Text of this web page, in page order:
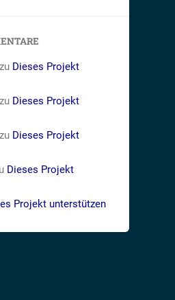
zu Dieses Projekt
zu Dieses Projekt
zu Dieses Projekt
Dieses Projekt
Projekt unterstützen